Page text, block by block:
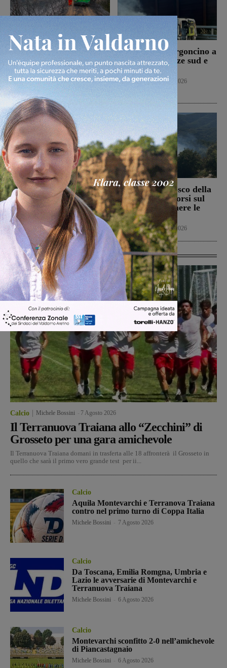
Bucine, incendio di
oliveta e bosco a San
Pancrazio. Tre ettari
l’area bruciata
Cronaca 7 Agosto 2026
Autostrada, furgoncino a
fuoco tra Firenze sud e
Incisa Reggello
Cronaca 7 Agosto 2026
Il Terranuova Traiana
allo “Zecchini” di
Grosseto per una gara
amichevole
Calcio 7 Agosto 2026
Incendio nel bosco della
Trappola. Soccorsi sul
posto per spegnere le
fiamme
Cronaca 7 Agosto 2026
Ultime Calcio
Calcio Michele Bossini 7 Agosto 2026
Il Terranuova Traiana allo “Zecchini” di
Grosseto per una gara amichevole
Il Terranuova Traiana domani in trasferta alle 18 affronterà il Grosseto in
quello che sarà il primo vero grande test per ii...
Calcio
Aquila Montevarchi e Terranova Traiana
contro nel primo turno di Coppa Italia
Michele Bossini 7 Agosto 2026
Calcio
Da Toscana, Emilia Romgna, Umbria e
Lazio le avversarie di Montevarchi e
Terranuova Traiana
Michele Bossini 6 Agosto 2026
Calcio
Montevarchi sconfitto 2-0 nell’amichevole
di Piancastagnaio
Michele Bossini 6 Agosto 2026